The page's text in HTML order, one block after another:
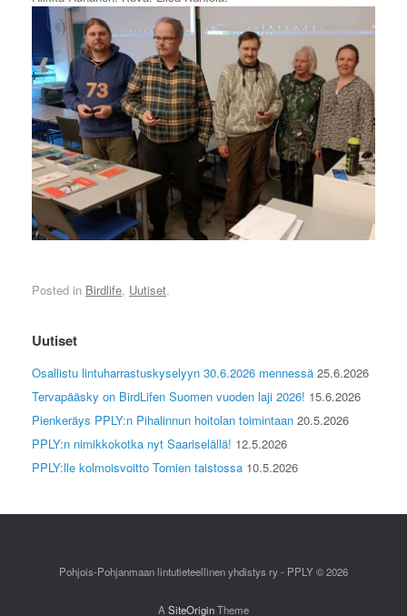
Posted in Birdlife, Uutiset.
Uutiset
Osallistu lintuharrastuskyselyyn 30.6.2026 mennessä 25.6.2026
Tervapääsky on BirdLifen Suomen vuoden laji 2026! 15.6.2026
Pienkeräys PPLY:n Pihalinnun hoitolan toimintaan 20.5.2026
PPLY:n nimikkokotka nyt Saariselällä! 12.5.2026
PPLY:lle kolmoisvoitto Tornien taistossa 10.5.2026
Pohjois-Pohjanmaan lintutieteellinen yhdistys ry - PPLY © 2026
A SiteOriginTheme